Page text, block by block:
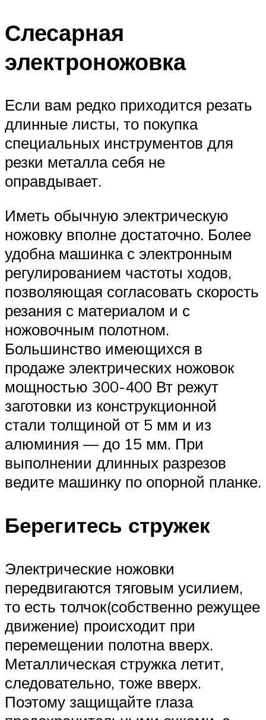
Слесарная
электроножовка
Если вам редко приходится резать
длинные листы, то покупка
специальных инструментов для
резки металла себя не
оправдывает.
Иметь обычную электрическую
ножовку вполне достаточно. Более
удобна машинка с электронным
регулированием частоты ходов,
позволяющая согласовать скорость
резания с материалом и с
ножовочным полотном.
Большинство имеющихся в
продаже электрических ножовок
мощностью 300-400 Вт режут
заготовки из конструкционной
стали толщиной от 5 мм и из
алюминия — до 15 мм. При
выполнении длинных разрезов
ведите машинку по опорной планке.
Берегитесь стружек
Электрические ножовки
передвигаются тяговым усилием,
то есть толчок(собственно режущее
движение) происходит при
перемещении полотна вверх.
Металлическая стружка летит,
следовательно, тоже вверх.
Поэтому защищайте глаза